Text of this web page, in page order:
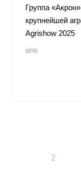
Группа
крупнейшей
Agrishow 2025
#PR
2